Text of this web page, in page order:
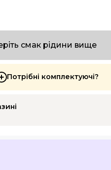
смак рідини вище
Потрібні комплектуючі?